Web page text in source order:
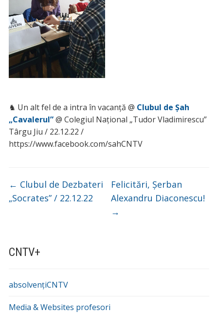
CNTV+
absolvențiCNTV
Media & Websites profesori
♞ Un alt fel de a intra în vacanță @ Clubul de Șah
„Cavalerul”@ Colegiul Național „Tudor Vladimirescu”
Târgu Jiu / 22.12.22 /
https://www.facebook.com/sahCNTV
← Clubul de Dezbateri
„Socrates” / 22.12.22
Felicitări, Șerban
Alexandru Diaconescu!
→